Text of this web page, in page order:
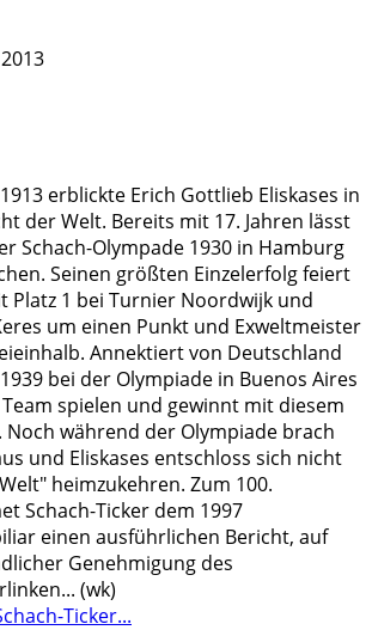
erblickte Erich Gottlieb Eliskases in
der Welt. Bereits mit 17. Jahren lässt
Schach-Olympade 1930 in Hamburg
Seinen größten Einzelerfolg feiert
Platz 1 bei Turnier Noordwijk und
um einen Punkt und Exweltmeister
Annektiert von Deutschland
bei der Olympiade in Buenos Aires
spielen und gewinnt mit diesem
Noch während der Olympiade brach
und Eliskases entschloss sich nicht
heimzukehren. Zum 100.
Schach-Ticker dem 1997
einen ausführlichen Bericht, auf
Genehmigung des
(wk)
Ticker...